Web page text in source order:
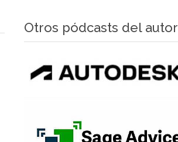
Otros pódcasts del autor